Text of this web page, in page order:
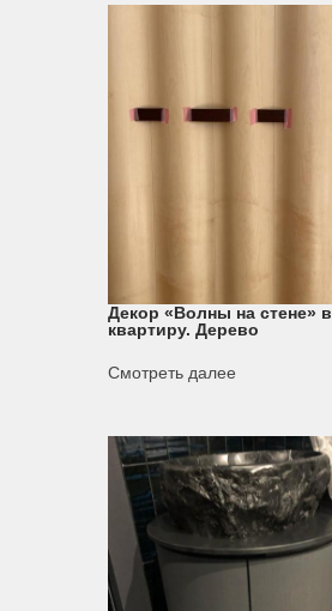
Декор «Волны на стене» в
квартиру. Дерево
Смотреть далее